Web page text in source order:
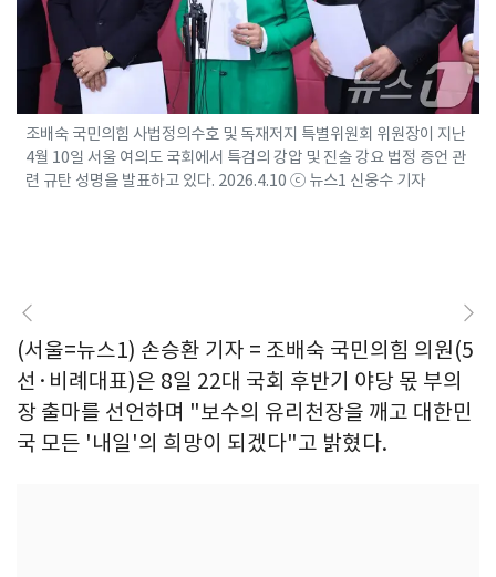
조배숙 국민의힘 사법정의수호 및 독재저지 특별위원회 위원장이 지난
4월 10일 서울 여의도 국회에서 특검의 강압 및 진술 강요 법정 증언 관
련 규탄 성명을 발표하고 있다. 2026.4.10 ⓒ 뉴스1 신웅수 기자
(서울=뉴스1) 손승환 기자 = 조배숙 국민의힘 의원(5
선·비례대표)은 8일 22대 국회 후반기 야당 몫 부의
장 출마를 선언하며 "보수의 유리천장을 깨고 대한민
국 모든 '내일'의 희망이 되겠다"고 밝혔다.